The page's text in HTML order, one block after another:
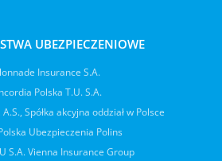
UBEZPIECZENIOWE
Insurance S.A.
Polska T.U. S.A.
Spółka akcyjna oddział w Polsce
Ubezpieczenia Polins
S.A. Vienna Insurance Group